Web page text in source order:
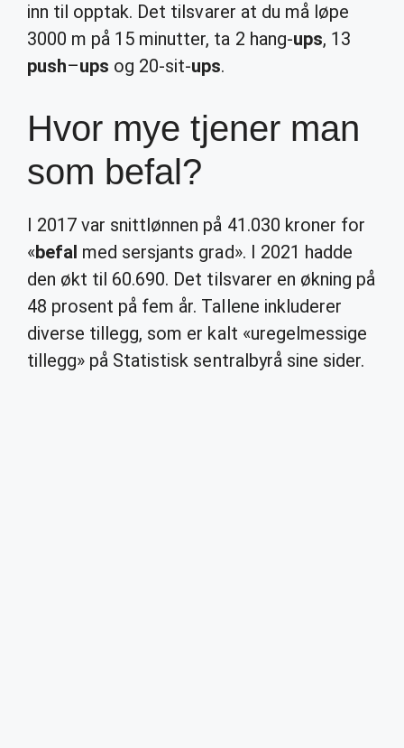
inn til opptak. Det tilsvarer at du må løpe
3000 m på 15 minutter, ta 2 hang-ups, 13
push–ups og 20-sit-ups.
Hvor mye tjener man
som befal?
I 2017 var snittlønnen på 41.030 kroner for
«befal med sersjants grad». I 2021 hadde
den økt til 60.690. Det tilsvarer en økning på
48 prosent på fem år. Tallene inkluderer
diverse tillegg, som er kalt «uregelmessige
tillegg» på Statistisk sentralbyrå sine sider.